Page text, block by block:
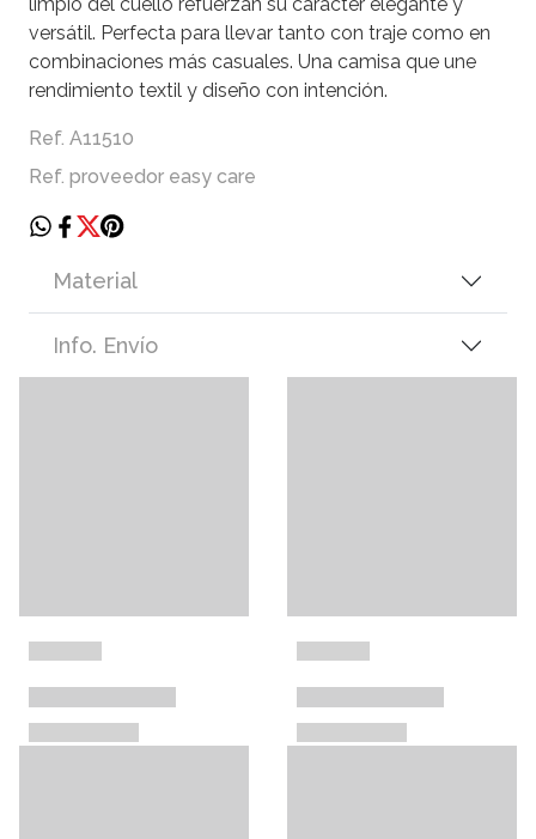
limpio del cuello refuerzan su carácter elegante y
versátil. Perfecta para llevar tanto con traje como en
combinaciones más casuales. Una camisa que une
rendimiento textil y diseño con intención.
Ref. A11510
Ref. proveedor easy care
Material
Info. Envío